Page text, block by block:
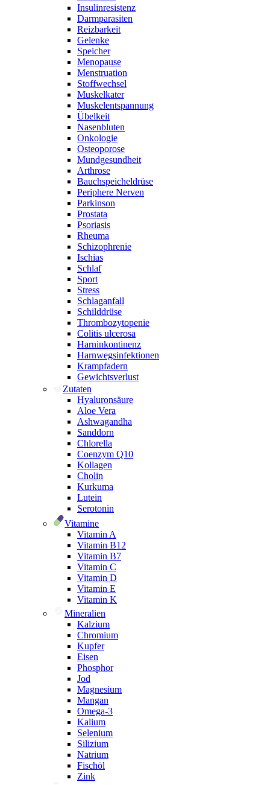
Insulinresistenz
Darmparasiten
Reizbarkeit
Gelenke
Speicher
Menopause
Menstruation
Stoffwechsel
Muskelkater
Muskelentspannung
Übelkeit
Nasenbluten
Onkologie
Osteoporose
Mundgesundheit
Arthrose
Bauchspeicheldrüse
Periphere Nerven
Parkinson
Prostata
Psoriasis
Rheuma
Schizophrenie
Ischias
Schlaf
Sport
Stress
Schlaganfall
Schilddrüse
Thrombozytopenie
Colitis ulcerosa
Harninkontinenz
Harnwegsinfektionen
Krampfadern
Gewichtsverlust
Zutaten
Hyaluronsäure
Aloe Vera
Ashwagandha
Sanddorn
Chlorella
Coenzym Q10
Kollagen
Cholin
Kurkuma
Lutein
Serotonin
Vitamine
Vitamin A
Vitamin B12
Vitamin B7
Vitamin C
Vitamin D
Vitamin E
Vitamin K
Mineralien
Kalzium
Chromium
Kupfer
Eisen
Phosphor
Jod
Magnesium
Mangan
Omega-3
Kalium
Selenium
Silizium
Natrium
Fischöl
Zink